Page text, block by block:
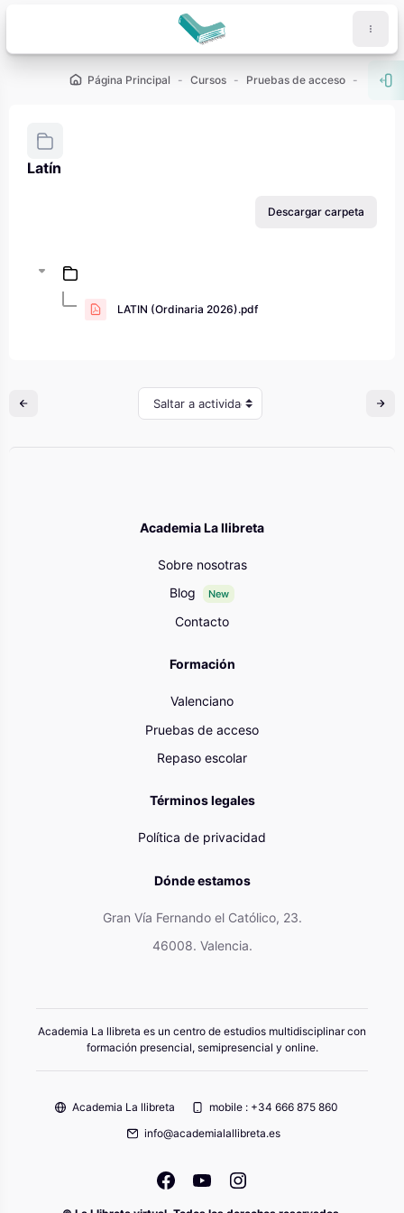
Página Principal Cursos Pruebas de acceso PAU -
Latín
Descargar carpeta
LATIN (Ordinaria 2026).pdf
Saltar a actividad
Academia La llibreta
Sobre nosotras
Blog
New
Contacto
Formación
Valenciano
Pruebas de acceso
Repaso escolar
Términos legales
Política de privacidad
Dónde estamos
Gran Vía Fernando el Católico, 23.
46008. Valencia.
Academia La llibreta es un centro de estudios multidisciplinar con
formación presencial, semipresencial y online.
Academia La llibreta
mobile : +34 666 875 860
info@academialallibreta.es